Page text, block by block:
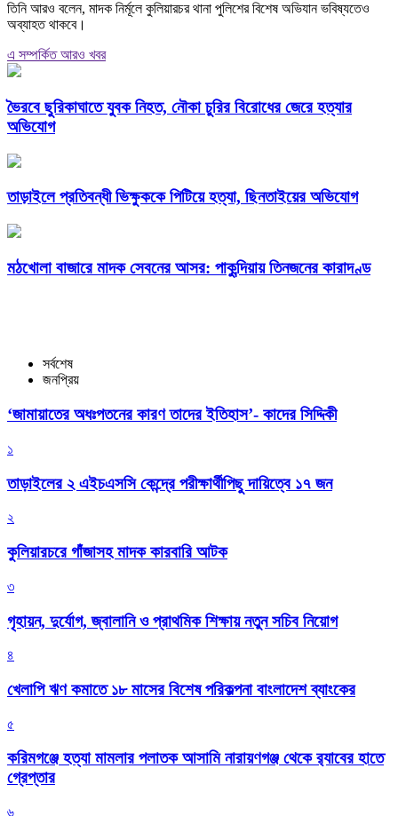
তিনি আরও বলেন, মাদক নির্মূলে কুলিয়ারচর থানা পুলিশের বিশেষ অভিযান ভবিষ্যতেও
অব্যাহত থাকবে।
এ সম্পর্কিত আরও খবর
ভৈরবে ছুরিকাঘাতে যুবক নিহত, নৌকা চুরির বিরোধের জেরে হত্যার
অভিযোগ
তাড়াইলে প্রতিবন্ধী ভিক্ষুককে পিটিয়ে হত্যা, ছিনতাইয়ের অভিযোগ
মঠখোলা বাজারে মাদক সেবনের আসর: পাকুন্দিয়ায় তিনজনের কারাদণ্ড
সর্বশেষ
জনপ্রিয়
‘জামায়াতের অধঃপতনের কারণ তাদের ইতিহাস’- কাদের সিদ্দিকী
১
তাড়াইলের ২ এইচএসসি কেন্দ্রে পরীক্ষার্থীপিছু দায়িত্বে ১৭ জন
২
কুলিয়ারচরে গাঁজাসহ মাদক কারবারি আটক
৩
গৃহায়ন, দুর্যোগ, জ্বালানি ও প্রাথমিক শিক্ষায় নতুন সচিব নিয়োগ
৪
খেলাপি ঋণ কমাতে ১৮ মাসের বিশেষ পরিকল্পনা বাংলাদেশ ব্যাংকের
৫
করিমগঞ্জে হত্যা মামলার পলাতক আসামি নারায়ণগঞ্জ থেকে র‌্যাবের হাতে
গ্রেপ্তার
৬